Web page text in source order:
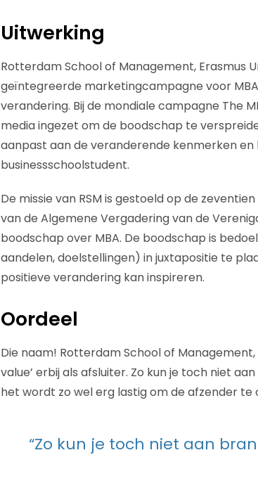
Uitwerking
Rotterdam School of Management, Erasmus
geïntegreerde marketingcampagne voor
verandering. Bij de mondiale campagne The
media ingezet om de boodschap te
aanpast aan de veranderende kenmerken
businessschoolstudent.
De missie van RSM is gestoeld op de
van de Algemene Vergadering van de
boodschap over MBA. De boodschap is
aandelen, doelstellingen) in juxtapositie te
positieve verandering kan inspireren.
Oordeel
Die naam! Rotterdam School of Management,
value’ erbij als afsluiter. Zo kun je toch niet
het wordt zo wel erg lastig om de afzender te
“Zo kun je toch niet aan